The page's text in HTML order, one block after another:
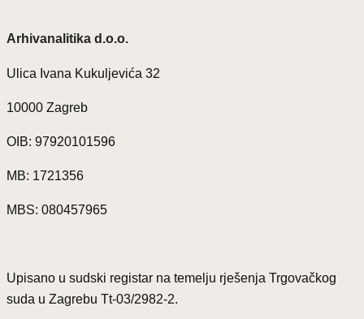
Arhivanalitika d.o.o.
Ulica Ivana Kukuljevića 32
10000 Zagreb
OIB: 97920101596
MB: 1721356
MBS: 080457965
Upisano u sudski registar na temelju rješenja Trgovačkog
suda u Zagrebu Tt-03/2982-2.